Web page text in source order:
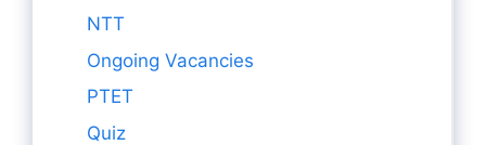
NTT
Ongoing Vacancies
PTET
Quiz